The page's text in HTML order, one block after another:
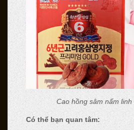
Cao hồng sâm nấm linh
Có thể bạn quan tâm: